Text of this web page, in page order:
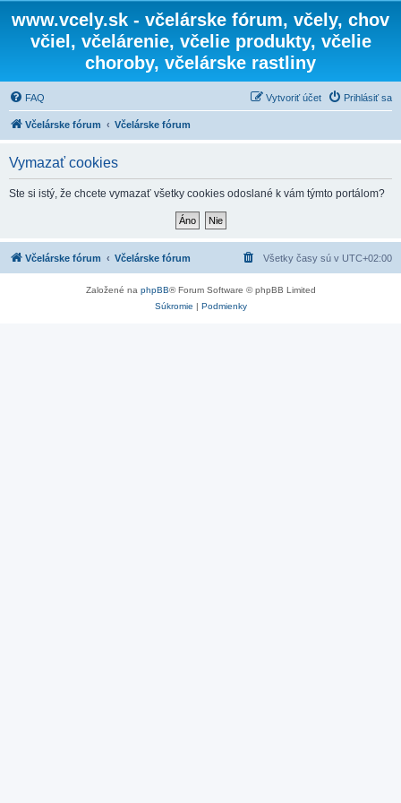
www.vcely.sk - včelárske fórum, včely, chov
včiel, včelárenie, včelie produkty, včelie
choroby, včelárske rastliny
FAQ Prihlásiť sa
Vytvoriť účet
Včelárske fórum Včelárske fórum
Vymazať cookies
Ste si istý, že chcete vymazať všetky cookies odoslané k vám týmto portálom?
Včelárske fórum Včelárske fórum Všetky časy sú v UTC+02:00
Založené na phpBB® Forum Software © phpBB Limited
Súkromie | Podmienky